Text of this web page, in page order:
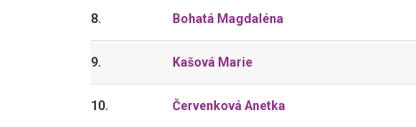
8. Bohatá Magdaléna
9. Kašová Marie
10. Červenková Anetka